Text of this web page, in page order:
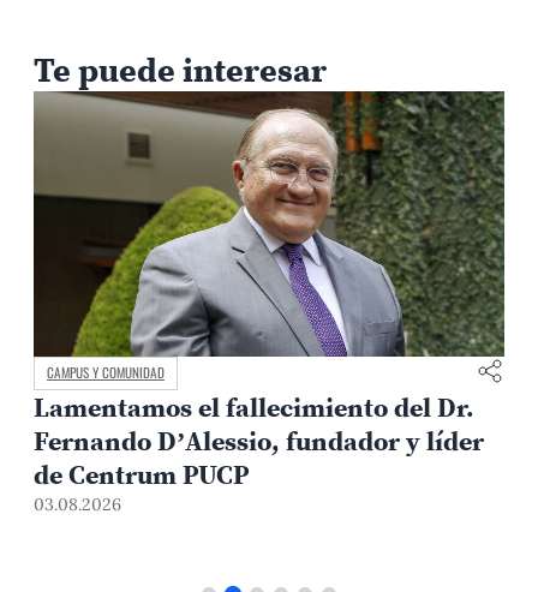
Te puede interesar
MEDIO AMBIENTE Y TERRITORIO
Arqueología contra El Niño:
metodología PUCP permite anticipar
riesgos en sitios arqueológicos
31.07.2026